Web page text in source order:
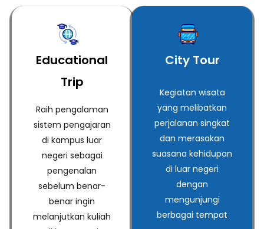
Educational
Trip
Raih pengalaman
sistem pengajaran
di kampus luar
negeri sebagai
pengenalan
sebelum benar-
benar ingin
melanjutkan kuliah
City Tour
Kegiatan wisata
yang melibatkan
perjalanan singkat
dan merasakan
suasana kehidupan
di luar negeri
dengan
mengunjungi
berbagai tempat